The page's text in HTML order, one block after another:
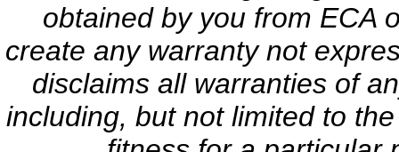
obtained by you from ECA
create any warranty not
disclaims all warranties of
including, but not limited to